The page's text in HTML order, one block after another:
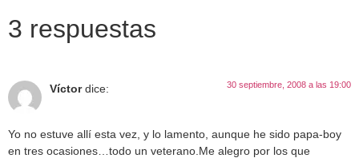
3 respuestas
Víctor dice: 30 septiembre, 2008 a las 19:00
Yo no estuve allí esta vez, y lo lamento, aunque he sido papa-boy
en tres ocasiones…todo un veterano.Me alegro por los que